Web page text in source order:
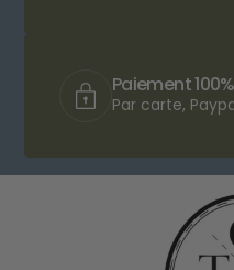
Paiement
Par carte,